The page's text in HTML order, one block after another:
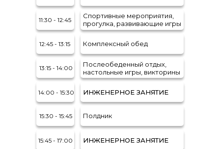
11:30 - 12:45
Спортивные мероприятия,
прогулка, развивающие игры
12:45 - 13:15 Комплексный обед
15:30 - 15:45 Полдник
13:15 - 14:00
Послеобеденный отдых,
настольные игры, викторины
14:00 - 15:30 ИНЖЕНЕРНОЕ ЗАНЯТИЕ
15:45 - 17:00 ИНЖЕНЕРНОЕ ЗАНЯТИЕ